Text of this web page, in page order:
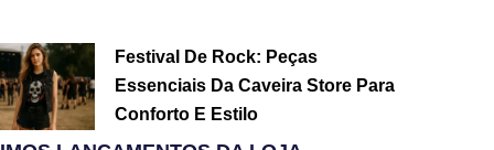
Festival De Rock: Peças
Essenciais Da Caveira Store Para
Conforto E Estilo